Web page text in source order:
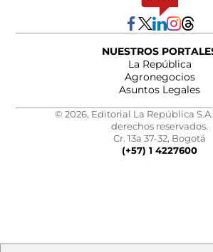
NUESTROS
La República
Agronegocios
Asuntos Legales
© 2026, Editorial La República
derechos reservados.
Cr. 13a 37-32, Bogotá
(+57) 1 4227600